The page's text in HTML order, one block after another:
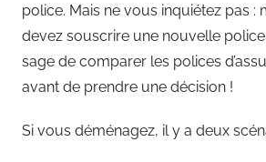
police. Mais ne vous inquiétez pas :
devez souscrire une nouvelle
sage de comparer les polices
avant de prendre une décision !
Si vous déménagez, il y a deux